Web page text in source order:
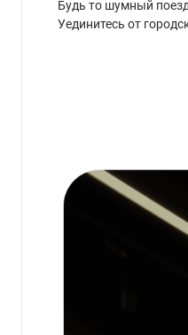
Будь то шумный
Уединитесь от